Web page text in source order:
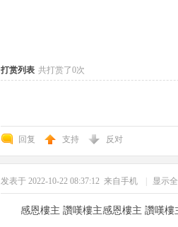
打赏列表 共打赏了0次
回复 支持 反对
发表于 2022-10-22 08:37:12 来自手机 显示
感恩樓主 讚嘆樓主感恩樓主 讚嘆